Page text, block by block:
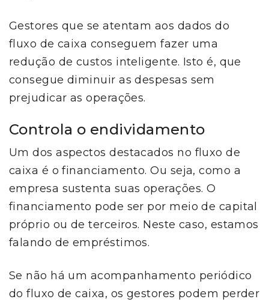
Gestores que se atentam aos dados do
fluxo de caixa conseguem fazer uma
redução de custos inteligente. Isto é, que
consegue diminuir as despesas sem
prejudicar as operações.
Controla o endividamento
Um dos aspectos destacados no fluxo de
caixa é o financiamento. Ou seja, como a
empresa sustenta suas operações. O
financiamento pode ser por meio de capital
próprio ou de terceiros. Neste caso, estamos
falando de empréstimos.
Se não há um acompanhamento periódico
do fluxo de caixa, os gestores podem perder